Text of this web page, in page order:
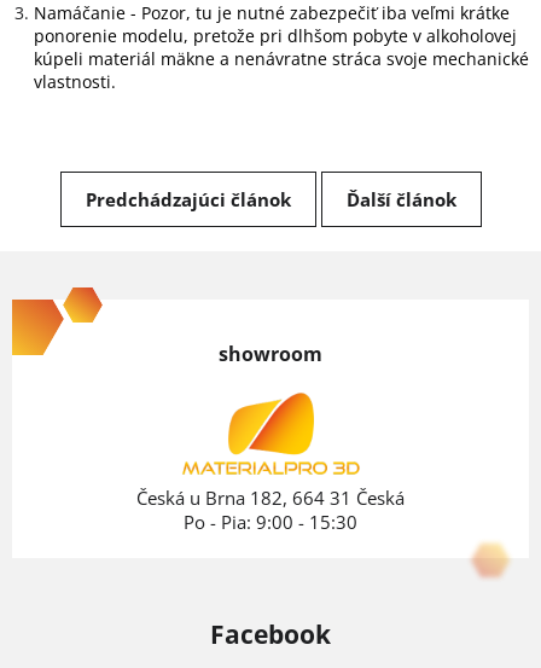
Namáčanie - Pozor, tu je nutné zabezpečiť iba veľmi krátke
ponorenie modelu, pretože pri dlhšom pobyte v alkoholovej
kúpeli materiál mäkne a nenávratne stráca svoje mechanické
vlastnosti.
Predchádzajúci článok Ďalší článok
á
p
showroom
Česká u Brna 182, 664 31 Česká
Po - Pia: 9:00 - 15:30
Facebook